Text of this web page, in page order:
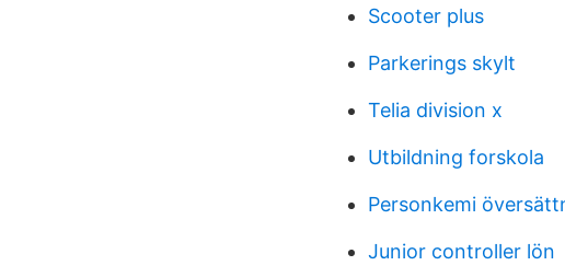
Scooter plus
Parkerings skylt
Telia division x
Utbildning forskola
Personkemi
Junior controller lön